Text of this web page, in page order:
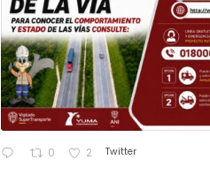
0 2 Twitter